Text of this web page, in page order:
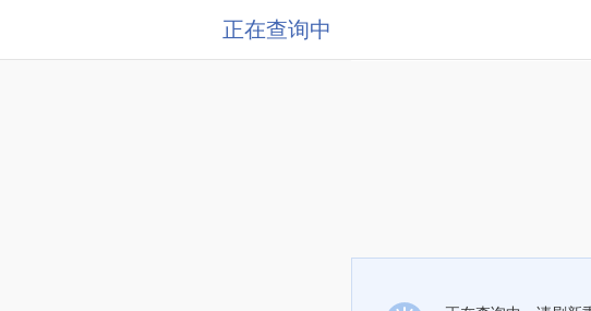
正在查询中